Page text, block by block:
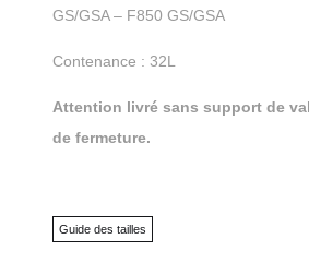
GS/GSA – F850 GS/GSA
Contenance : 32L
Attention livré sans support de
de fermeture.
Guide des tailles